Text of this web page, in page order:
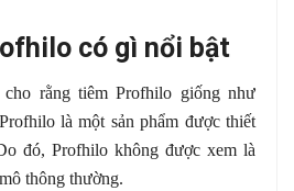
có gì nổi bật
rằng tiêm Profhilo giống như
là một sản phẩm được thiết
đó, Profhilo không được xem là
thông thường.